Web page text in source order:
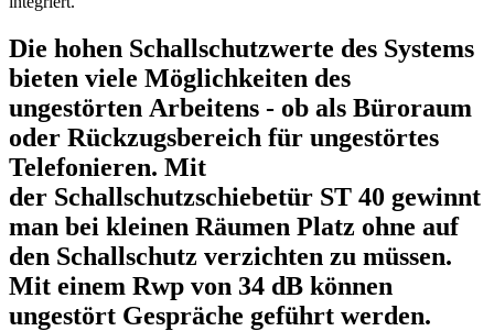
Die hohen Schallschutzwerte des Systems
bieten viele Möglichkeiten des
ungestörten Arbeitens - ob als Büroraum
oder Rückzugsbereich für ungestörtes
Telefonieren. Mit
der Schallschutzschiebetür ST 40 gewinnt
man bei kleinen Räumen Platz ohne auf
den Schallschutz verzichten zu müssen.
Mit einem Rwp von 34 dB können
ungestört Gespräche geführt werden.